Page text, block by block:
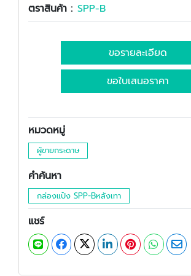
ตราสินค้า : SPP-B
ขอรายละเอียด
ขอใบเสนอราคา
หมวดหมู่
ผู้ขายกระดาษ
คำค้นหา
กล่องแป้ง SPP-Bหลังเทา
แชร์